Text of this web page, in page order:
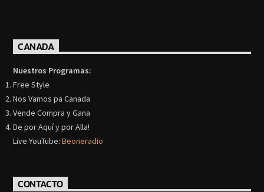
CANADA
Nuestros Programas:
Free Style
Nos Vamos pa Canada
Vende Compra y Gana
De por Aquí y por Alla!
Live YouTube:Beoneradio
CONTACTO